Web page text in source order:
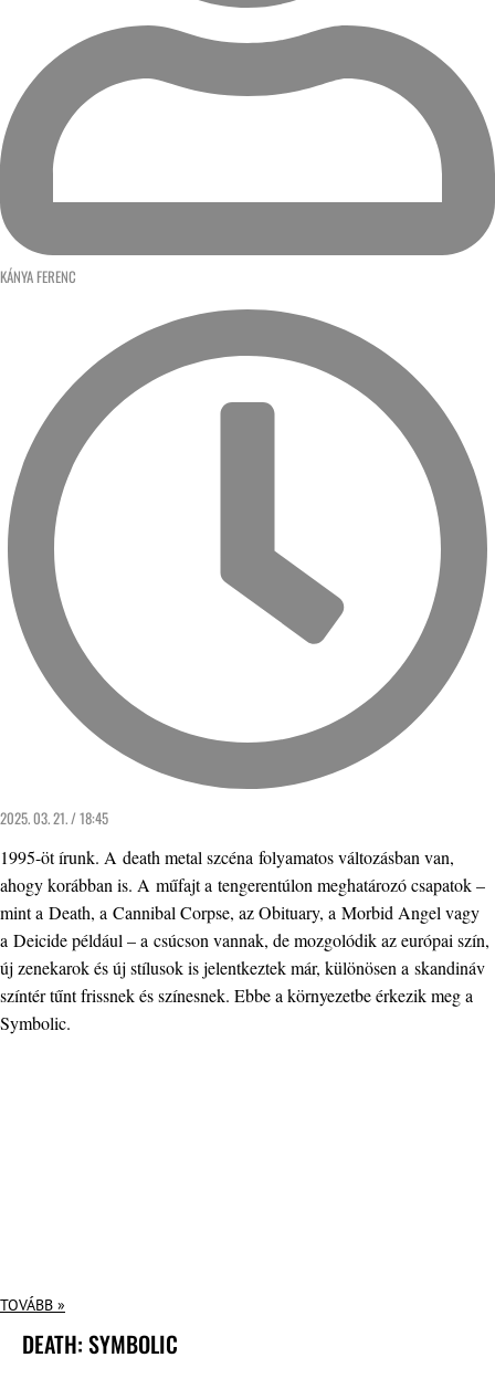
KÁNYA FERENC
2025. 03. 21. / 18:45
1995-öt írunk. A death metal szcéna folyamatos változásban van,
ahogy korábban is. A műfajt a tengerentúlon meghatározó csapatok –
mint a Death, a Cannibal Corpse, az Obituary, a Morbid Angel vagy
a Deicide például – a csúcson vannak, de mozgolódik az európai szín,
új zenekarok és új stílusok is jelentkeztek már, különösen a skandináv
színtér tűnt frissnek és színesnek. Ebbe a környezetbe érkezik meg a
Symbolic.
TOVÁBB »
DEATH: SYMBOLIC